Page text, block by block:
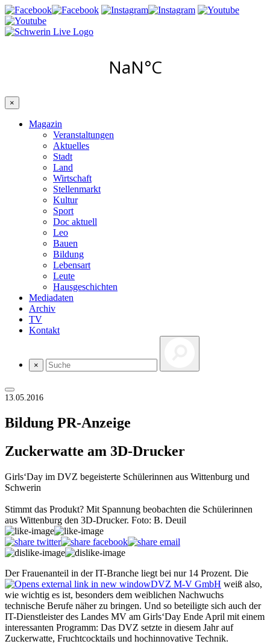
×
Magazin
Veranstaltungen
Aktuelles
Stadt
Land
Wirtschaft
Stellenmarkt
Kultur
Sport
Doc aktuell
Leo
Bauen
Bildung
Lebensart
Leute
Hausgeschichten
Mediadaten
Archiv
TV
Kontakt
×
13.05.2016
Bildung PR-Anzeige
Zuckerwatte am 3D-Drucker
Girls‘Day im DVZ begeisterte Schülerinnen aus Wittenburg und
Schwerin
Stimmt das Produkt? Mit Spannung beobachten die Schülerinnen
aus Wittenburg den 3D-Drucker. Foto: B. Deuil
Der Frauenanteil in der IT-Branche liegt bei nur 14 Prozent. Die
DVZ M-V GmbH weiß also,
wie wichtig es ist, besonders dem weiblichen Nachwuchs
technische Berufe näher zu bringen. Und so beteiligte sich auch der
IT-Dienstleister des Landes MV am Girls‘Day Ende April mit einem
interessanten Programm: Das DVZ setzte in diesem Jahr auf
Zuckerwatte, Fruchtcocktails und hochinnovative Technik.